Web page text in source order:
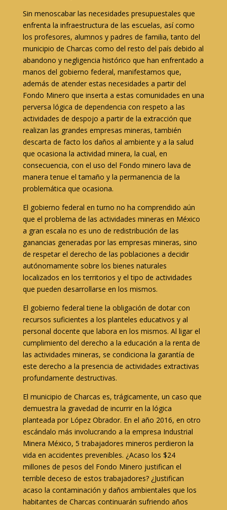
Sin menoscabar las necesidades presupuestales que
enfrenta la infraestructura de las escuelas, así como
los profesores, alumnos y padres de familia, tanto del
municipio de Charcas como del resto del país debido al
abandono y negligencia histórico que han enfrentado a
manos del gobierno federal, manifestamos que,
además de atender estas necesidades a partir del
Fondo Minero que inserta a estas comunidades en una
perversa lógica de dependencia con respeto a las
actividades de despojo a partir de la extracción que
realizan las grandes empresas mineras, también
descarta de facto los daños al ambiente y a la salud
que ocasiona la actividad minera, la cual, en
consecuencia, con el uso del Fondo minero lava de
manera tenue el tamaño y la permanencia de la
problemática que ocasiona.
El gobierno federal en turno no ha comprendido aún
que el problema de las actividades mineras en México
a gran escala no es uno de redistribución de las
ganancias generadas por las empresas mineras, sino
de respetar el derecho de las poblaciones a decidir
autónomamente sobre los bienes naturales
localizados en los territorios y el tipo de actividades
que pueden desarrollarse en los mismos.
El gobierno federal tiene la obligación de dotar con
recursos suficientes a los planteles educativos y al
personal docente que labora en los mismos. Al ligar el
cumplimiento del derecho a la educación a la renta de
las actividades mineras, se condiciona la garantía de
este derecho a la presencia de actividades extractivas
profundamente destructivas.
El municipio de Charcas es, trágicamente, un caso que
demuestra la gravedad de incurrir en la lógica
planteada por López Obrador. En el año 2016, en otro
escándalo más involucrando a la empresa Industrial
Minera México, 5 trabajadores mineros perdieron la
vida en accidentes prevenibles. ¿Acaso los $24
millones de pesos del Fondo Minero justifican el
terrible deceso de estos trabajadores? ¿Justifican
acaso la contaminación y daños ambientales que los
habitantes de Charcas continuarán sufriendo años